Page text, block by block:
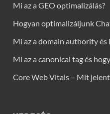
Mi az a GEO optimalizálás?
Hogyan optimalizáljunk
Mi az a domain authority és
Mi az a canonical tag és
Core Web Vitals – Mit